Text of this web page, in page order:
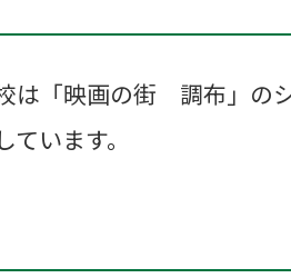
は「映画の街 調布」の
います。